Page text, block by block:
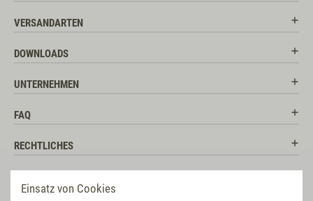
Einsatz von Cookies
VERSANDARTEN
DOWNLOADS
UNTERNEHMEN
FAQ
RECHTLICHES